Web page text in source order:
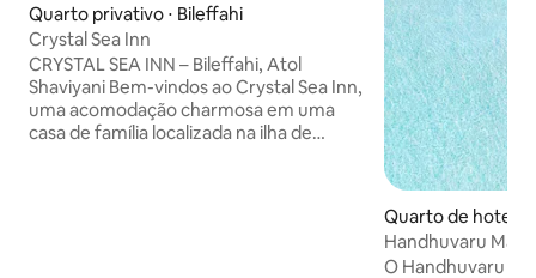
Quarto privativo ⋅ Bileffahi
Crystal Sea Inn
CRYSTAL SEA INN – Bileffahi, Atol
Shaviyani Bem-vindos ao Crystal Sea Inn,
uma acomodação charmosa em uma
casa de família localizada na ilha de
Quarto de hotel ⋅
Handhuvaru
05
O Handhuvaru